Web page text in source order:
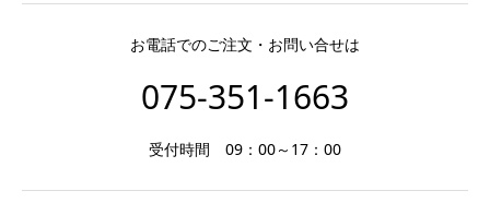
お電話でのご注文・お問い合せは
075-351-1663
受付時間 09：00～17：00